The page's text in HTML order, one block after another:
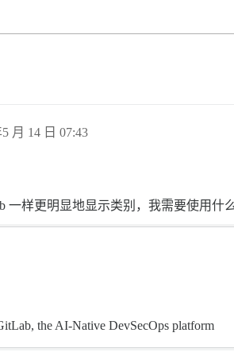
月 14 日 07:43
一样更明显地显示类别，我需要使用
the AI-Native DevSecOps platform